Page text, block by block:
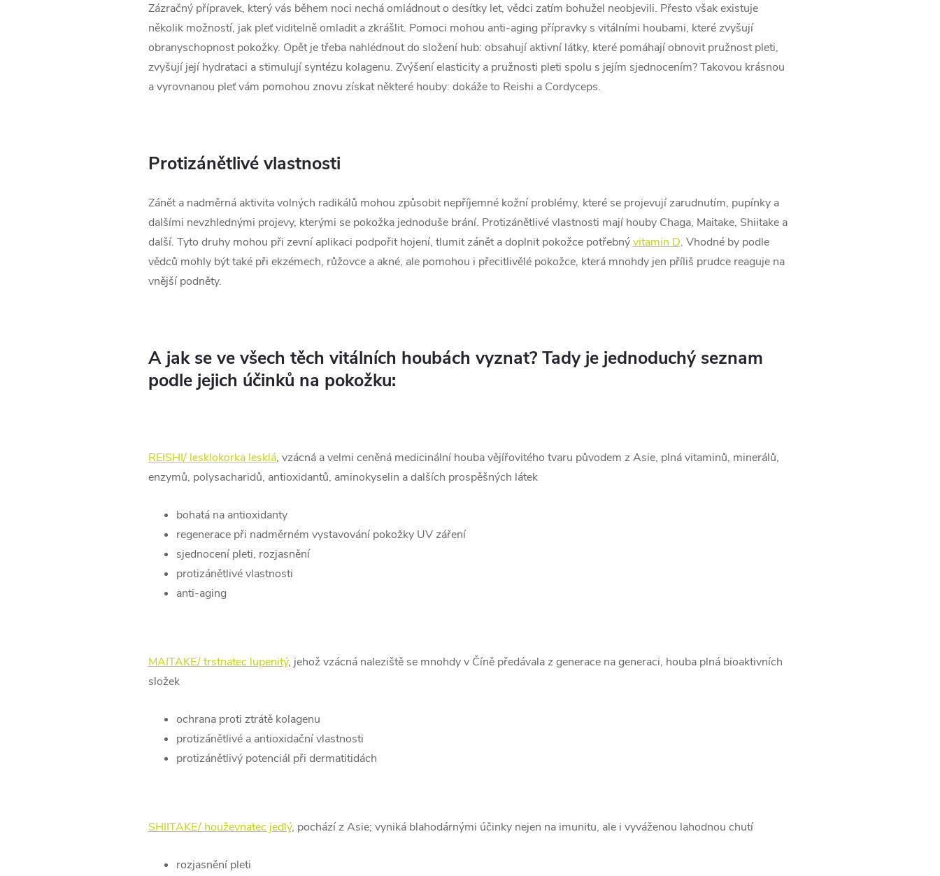
Zázračný přípravek, který vás během noci nechá omládnout o desítky let, vědci zatím bohužel neobjevili. Přesto však existuje
několik možností, jak pleť viditelně omladit a zkrášlit. Pomoci mohou anti-aging přípravky s vitálními houbami, které zvyšují
obranyschopnost pokožky. Opět je třeba nahlédnout do složení hub: obsahují aktivní látky, které pomáhají obnovit pružnost pleti,
zvyšují její hydrataci a stimulují syntézu kolagenu. Zvýšení elasticity a pružnosti pleti spolu s jejím sjednocením? Takovou krásnou
a vyrovnanou pleť vám pomohou znovu získat některé houby: dokáže to Reishi a Cordyceps.
Protizánětlivé vlastnosti
Zánět a nadměrná aktivita volných radikálů mohou způsobit nepříjemné kožní problémy, které se projevují zarudnutím, pupínky a
dalšími nevzhlednými projevy, kterými se pokožka jednoduše brání. Protizánětlivé vlastnosti mají houby Chaga, Maitake, Shiitake a
další. Tyto druhy mohou při zevní aplikaci podpořit hojení, tlumit zánět a doplnit pokožce potřebnývitamin D. Vhodné by podle
vědců mohly být také při ekzémech, růžovce a akné, ale pomohou i přecitlivělé pokožce, která mnohdy jen příliš prudce reaguje na
vnější podněty.
A jak se ve všech těch vitálních houbách vyznat? Tady je jednoduchý seznam
podle jejich účinků na pokožku:
REISHI/ lesklokorka lesklá, vzácná a velmi ceněná medicinální houba vějířovitého tvaru původem z Asie, plná vitaminů, minerálů,
enzymů, polysacharidů, antioxidantů, aminokyselin a dalších prospěšných látek
bohatá na antioxidanty
regenerace při nadměrném vystavování pokožky UV záření
sjednocení pleti, rozjasnění
protizánětlivé vlastnosti
anti-aging
MAITAKE/ trstnatec lupenitý, jehož vzácná naleziště se mnohdy v Číně předávala z generace na generaci, houba plná bioaktivních
složek
ochrana proti ztrátě kolagenu
protizánětlivé a antioxidační vlastnosti
protizánětlivý potenciál při dermatitidách
SHIITAKE/ houževnatec jedlý, pochází z Asie; vyniká blahodárnými účinky nejen na imunitu, ale i vyváženou lahodnou chutí
rozjasnění pleti